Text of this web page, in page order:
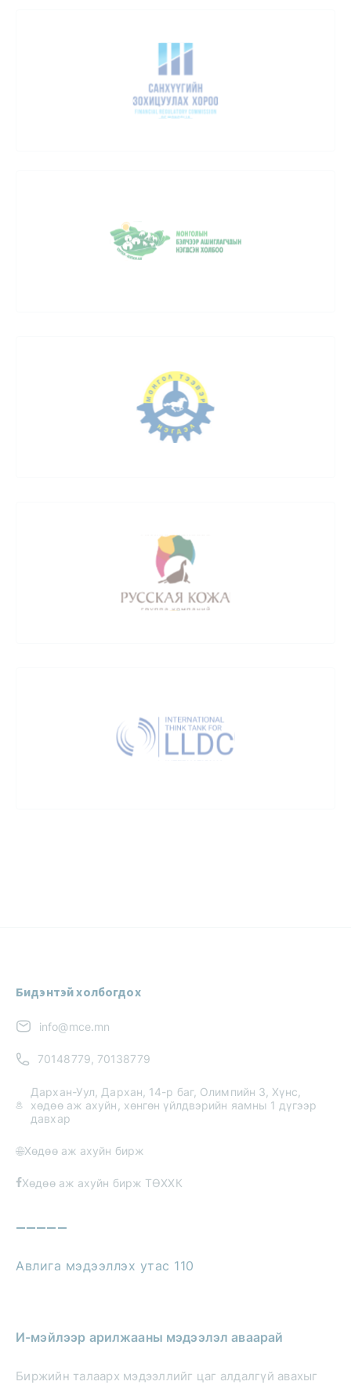
Бидэнтэй холбогдох
info@mce.mn
70148779, 70138779
Дархан-Уул, Дархан, 14-р баг, Олимпийн 3, Хүнс,
хөдөө аж ахуйн, хөнгөн үйлдвэрийн яамны 1 дүгээр
давхар
Хөдөө аж ахуйн бирж
Хөдөө аж ахуйн бирж ТӨХХК
—————
Авлига мэдээллэх утас 110
И-мэйлээр арилжааны мэдээлэл аваарай
Биржийн талаарх мэдээллийг цаг алдалгүй авахыг